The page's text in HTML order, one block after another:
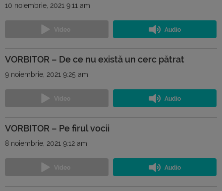
10 noiembrie, 2021 9:11 am
VORBITOR – De ce nu există un cerc pătrat
9 noiembrie, 2021 9:25 am
VORBITOR – Pe firul vocii
8 noiembrie, 2021 9:12 am